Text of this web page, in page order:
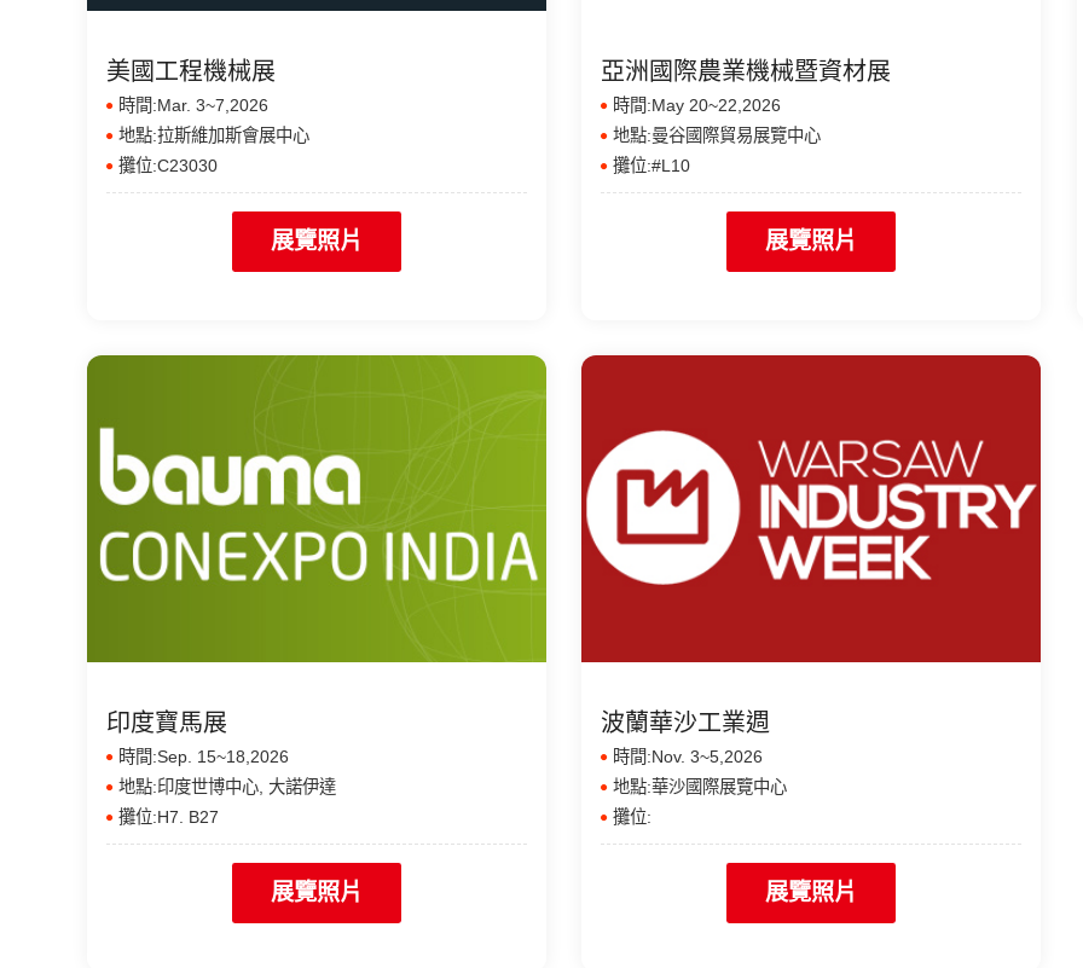
美國工程機械展
時間:Mar. 3~7,2026
地點:拉斯維加斯會展中心
攤位:C23030
展覽照片
亞洲國際農業機械暨資材展
時間:May 20~22,2026
地點:曼谷國際貿易展覽中心
攤位:#L10
展覽照片
印度寶馬展
時間:Sep. 15~18,2026
地點:印度世博中心, 大諾伊達
攤位:H7. B27
展覽照片
波蘭華沙工業週
時間:Nov. 3~5,2026
地點:華沙國際展覽中心
攤位:
展覽照片